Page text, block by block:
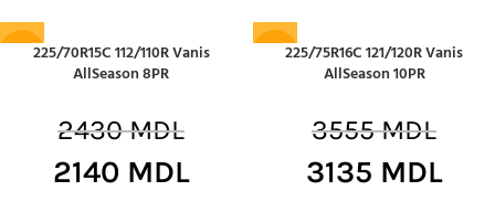
-12%225/70R15C 112/110R Vanis
AllSeason 8PR
2430MDL
2140 MDL
-12%225/75R16C 121/120R Vanis
AllSeason 10PR
3555MDL
3135 MDL